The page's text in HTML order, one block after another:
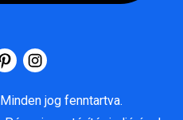
Minden jog fenntartva.